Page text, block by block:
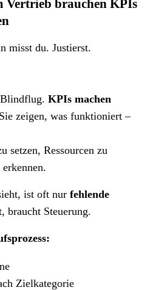
Vertrieb brauchen KPIs
misst du. Justierst.
KPIs machen
zeigen, was funktioniert –
setzen, Ressourcen zu
ist oft nur fehlende
braucht Steuerung.
Zielkategorie